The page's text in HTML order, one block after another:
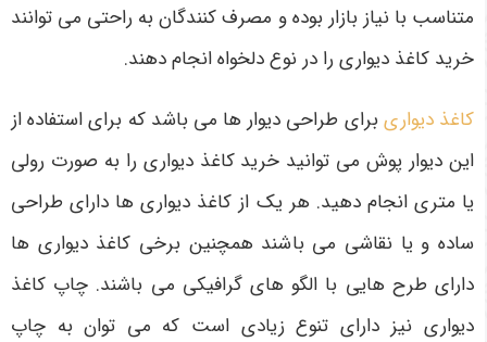
متناسب با نیاز بازار بوده و مصرف کنندگان به راحتی می توانند
خرید کاغذ دیواری را در نوع دلخواه انجام دهند.
کاغذ دیواریبرای طراحی دیوار ها می باشد که برای استفاده از
این دیوار پوش می توانید خرید کاغذ دیواری را به صورت رولی
یا متری انجام دهید. هر یک از کاغذ دیواری ها دارای طراحی
ساده و یا نقاشی می باشند همچنین برخی کاغذ دیواری ها
دارای طرح هایی با الگو های گرافیکی می باشند. چاپ کاغذ
دیواری نیز دارای تنوع زیادی است که می توان به چاپ